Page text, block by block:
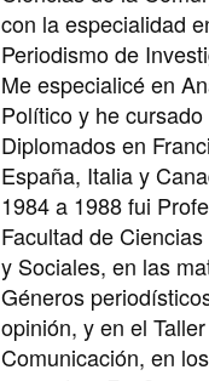
con la especialidad
Periodismo de
Me especialicé en
Político y he cursado
Diplomados en
España, Italia y
1984 a 1988 fui
Facultad de
y Sociales, en las
Géneros
opinión, y en el
Comunicación, en los